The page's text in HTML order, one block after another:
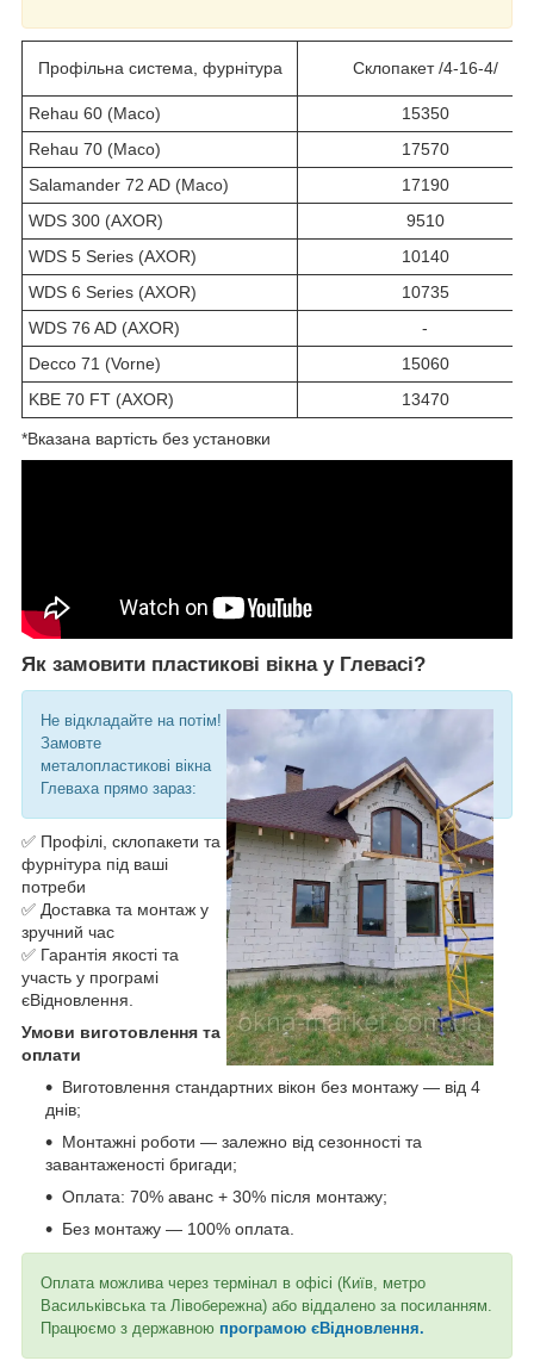
Профільна система, фурнітура Склопакет /4-16-4/
Rehau 60 (Maco)
15350
Rehau 70 (Maco)
17570
Salamander 72 AD (Maco)
17190
WDS 300 (AXOR)
9510
WDS 5 Series (AXOR)
10140
WDS 6 Series (AXOR)
10735
WDS 76 AD (AXOR)
-
Decco 71 (Vorne)
15060
KBE 70 FT (AXOR)
13470
*Вказана вартість без установки
Як замовити пластикові вікна у Глевасі?
Не відкладайте на потім!
Замовте
металопластикові вікна
Глеваха прямо зараз:
✅ Профілі, склопакети та
фурнітура під ваші
потреби
✅ Доставка та монтаж у
зручний час
✅ Гарантія якості та
участь у програмі
єВідновлення.
Умови виготовлення та
оплати
Виготовлення стандартних вікон без монтажу — від 4
днів;
Монтажні роботи — залежно від сезонності та
завантаженості бригади;
Оплата: 70% аванс + 30% після монтажу;
Без монтажу — 100% оплата.
Оплата можлива через термінал в офісі (Київ, метро
Васильківська та Лівобережна) або віддалено за посиланням.
Працюємо з державною програмою єВідновлення.